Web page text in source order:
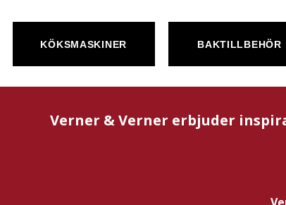
KÖKSMASKINER BAKTILLBEHÖR
Verner & Verner erbjuder